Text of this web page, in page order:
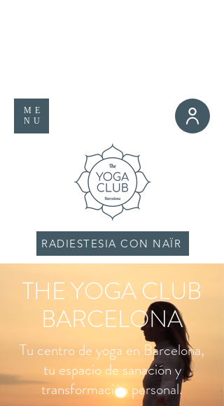
ME
NU
RADIESTESIA CON NAÏR
THE YOGA CLUB
BARCELONA
​Tu centro de yoga en Barcelona,
tu espacio de sanación y
transformación personal.